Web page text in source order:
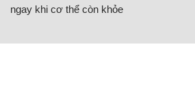
ngay khi cơ thể còn khỏe